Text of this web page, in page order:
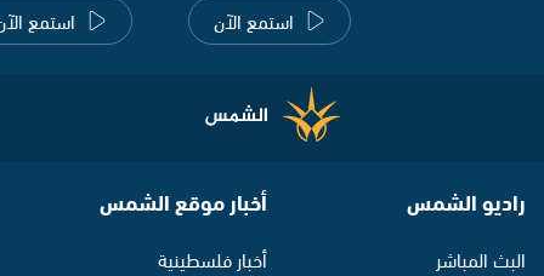
استمع الآن
استمع
راديو الشمس
البث المباشر
أخبار موقع الشمس
أخبار فلسطينية